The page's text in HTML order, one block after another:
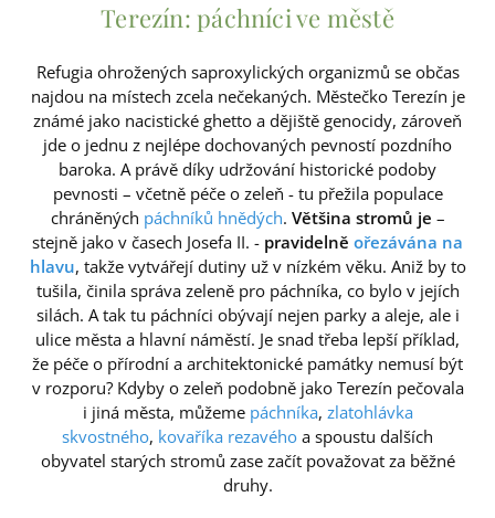
Terezín: páchníci ve městě
Refugia ohrožených saproxylických organizmů se občas
najdou na místech zcela nečekaných. Městečko Terezín je
známé jako nacistické ghetto a dějiště genocidy, zároveň
jde o jednu z nejlépe dochovaných pevností pozdního
baroka. A právě díky udržování historické podoby
pevnosti – včetně péče o zeleň - tu přežila populace
chráněných páchníků hnědých. Většina stromů je –
stejně jako v časech Josefa II. - pravidelně ořezávána na
hlavu, takže vytvářejí dutiny už v nízkém věku. Aniž by to
tušila, činila správa zeleně pro páchníka, co bylo v jejích
silách. A tak tu páchníci obývají nejen parky a aleje, ale i
ulice města a hlavní náměstí. Je snad třeba lepší příklad,
že péče o přírodní a architektonické památky nemusí být
v rozporu? Kdyby o zeleň podobně jako Terezín pečovala
i jiná města, můžeme páchníka, zlatohlávka
skvostného, kovaříka rezavého a spoustu dalších
obyvatel starých stromů zase začít považovat za běžné
druhy.